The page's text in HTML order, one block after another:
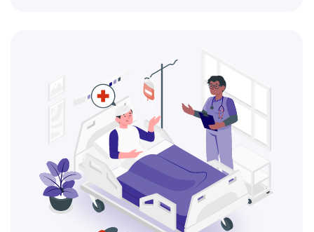
Консультация врачей